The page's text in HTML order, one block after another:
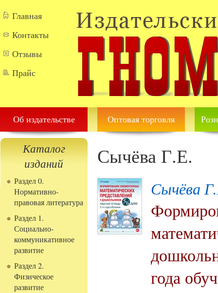
Главная
Контакты
Отзывы
Прайс
Об издательстве Оптовая торговля
Каталог
изданий
Раздел 0.
Нормативно-
правовая литература
Раздел 1.
Социально-
коммуникативное
развитие
Раздел 2.
Физическое
развитие
Сычёва Г.Е.
Сычёва
года